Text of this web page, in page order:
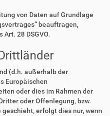
von Daten auf Grundlage
beauftragen,
28 DSGVO.
(d.h. außerhalb der
Europäischen
oder dies im Rahmen der
oder Offenlegung, bzw.
erfolgt dies nur, wenn